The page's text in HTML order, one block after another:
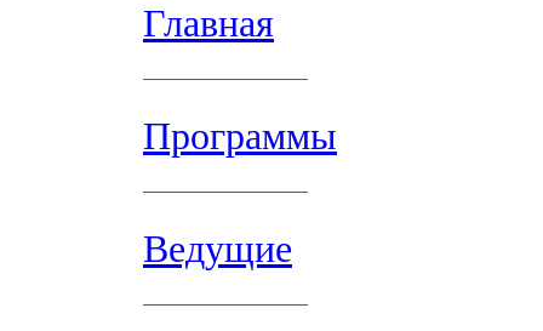
Главная
Программы
Ведущие